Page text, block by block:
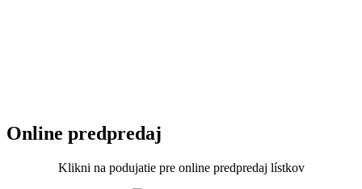
Online predpredaj
Klikni na podujatie pre online predpredaj lístkov